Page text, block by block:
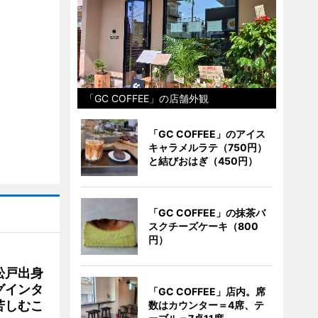
戸出身
インタ
むこ
「GC COFFEE」の店舗外観
「GC COFFEE」のアイス
キャラメルラテ（750円）
と結びおはぎ（450円）
「GC COFFEE」の抹茶バ
スクチーズケーキ（800
円）
「GC COFFEE」店内。席
数はカウンター＝4席、テ